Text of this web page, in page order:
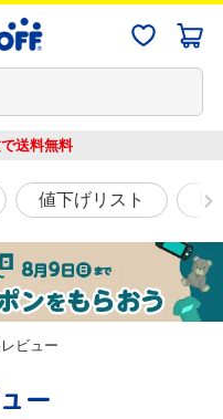
送料無料
値下げリスト
ビュー
ー